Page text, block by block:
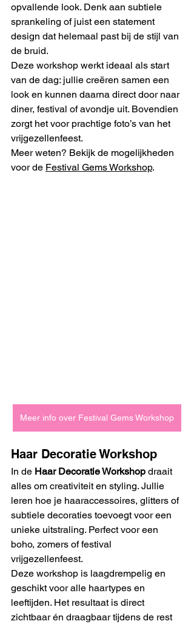
opvallende look. Denk aan subtiele
sprankeling of juist een statement
design dat helemaal past bij de stijl van
de bruid.
Deze workshop werkt ideaal als start
van de dag: jullie creëren samen een
look en kunnen daarna direct door naar
diner, festival of avondje uit. Bovendien
zorgt het voor prachtige foto’s van het
vrijgezellenfeest.
Meer weten? Bekijk de mogelijkheden
voor de Festival Gems Workshop.
Meer info over Festival Gems Workshop
Haar Decoratie Workshop
In de Haar Decoratie Workshop draait
alles om creativiteit en styling. Jullie
leren hoe je haaraccessoires, glitters of
subtiele decoraties toevoegt voor een
unieke uitstraling. Perfect voor een
boho, zomers of festival
vrijgezellenfeest.
Deze workshop is laagdrempelig en
geschikt voor alle haartypes en
leeftijden. Het resultaat is direct
zichtbaar én draagbaar tijdens de rest